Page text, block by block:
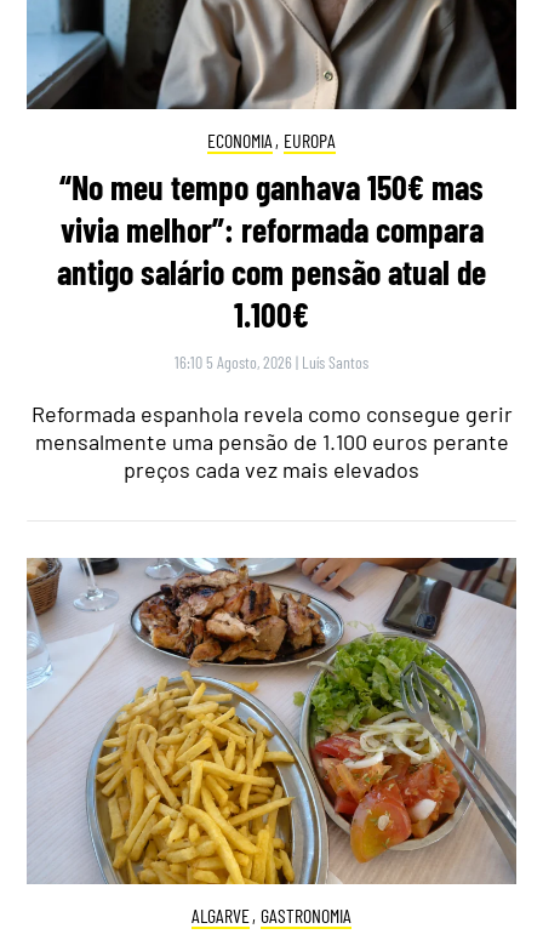
ECONOMIA , EUROPA
“No meu tempo ganhava 150€ mas
vivia melhor”: reformada compara
antigo salário com pensão atual de
1.100€
16:10 5 Agosto, 2026 | Luís Santos
Reformada espanhola revela como consegue gerir
mensalmente uma pensão de 1.100 euros perante
preços cada vez mais elevados
ALGARVE, GASTRONOMIA